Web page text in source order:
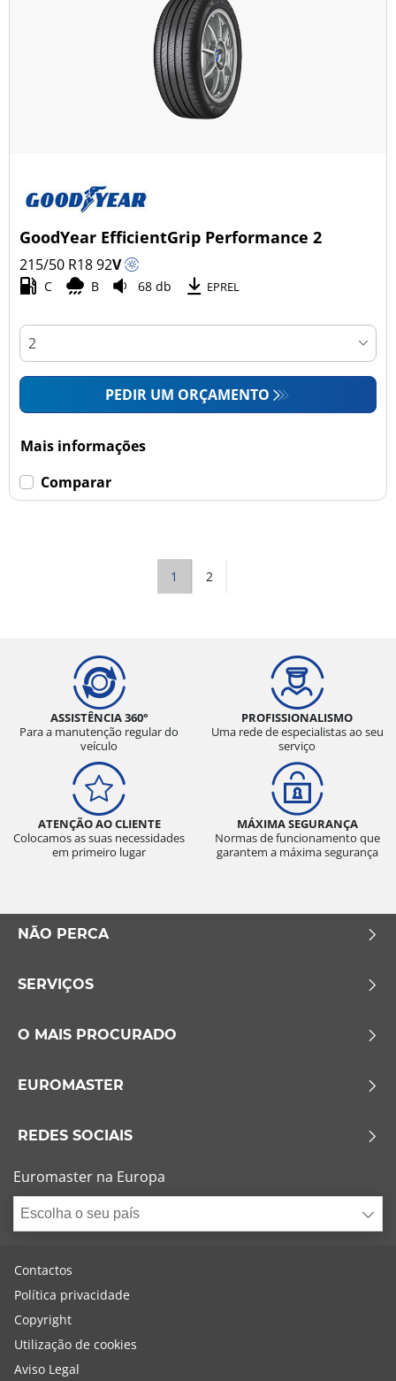
GoodYear EfficientGrip Performance 2
215/50 R1892V
C B 68 db EPREL
PEDIR UM ORÇAMENTO
Mais informações
Comparar
1 2
ASSISTÊNCIA 360°
Para a manutenção regular do
veículo
PROFISSIONALISMO
Uma rede de especialistas ao seu
serviço
ATENÇÃO AO CLIENTE
Colocamos as suas necessidades
em primeiro lugar
MÁXIMA SEGURANÇA
Normas de funcionamento que
garantem a máxima segurança
NÃO PERCA
SERVIÇOS
O MAIS PROCURADO
EUROMASTER
REDES SOCIAIS
Euromaster na Europa
Escolha o seu país
Contactos
Política privacidade
Copyright
Utilização de cookies
Aviso Legal